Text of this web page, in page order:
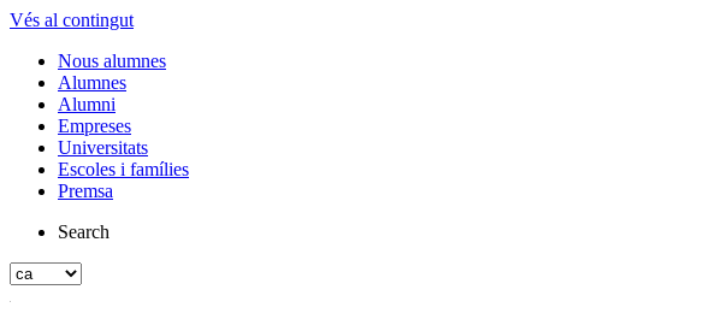
Vés al contingut
Nous alumnes
Alumnes
Alumni
Empreses
Universitats
Escoles i famílies
Premsa
Search